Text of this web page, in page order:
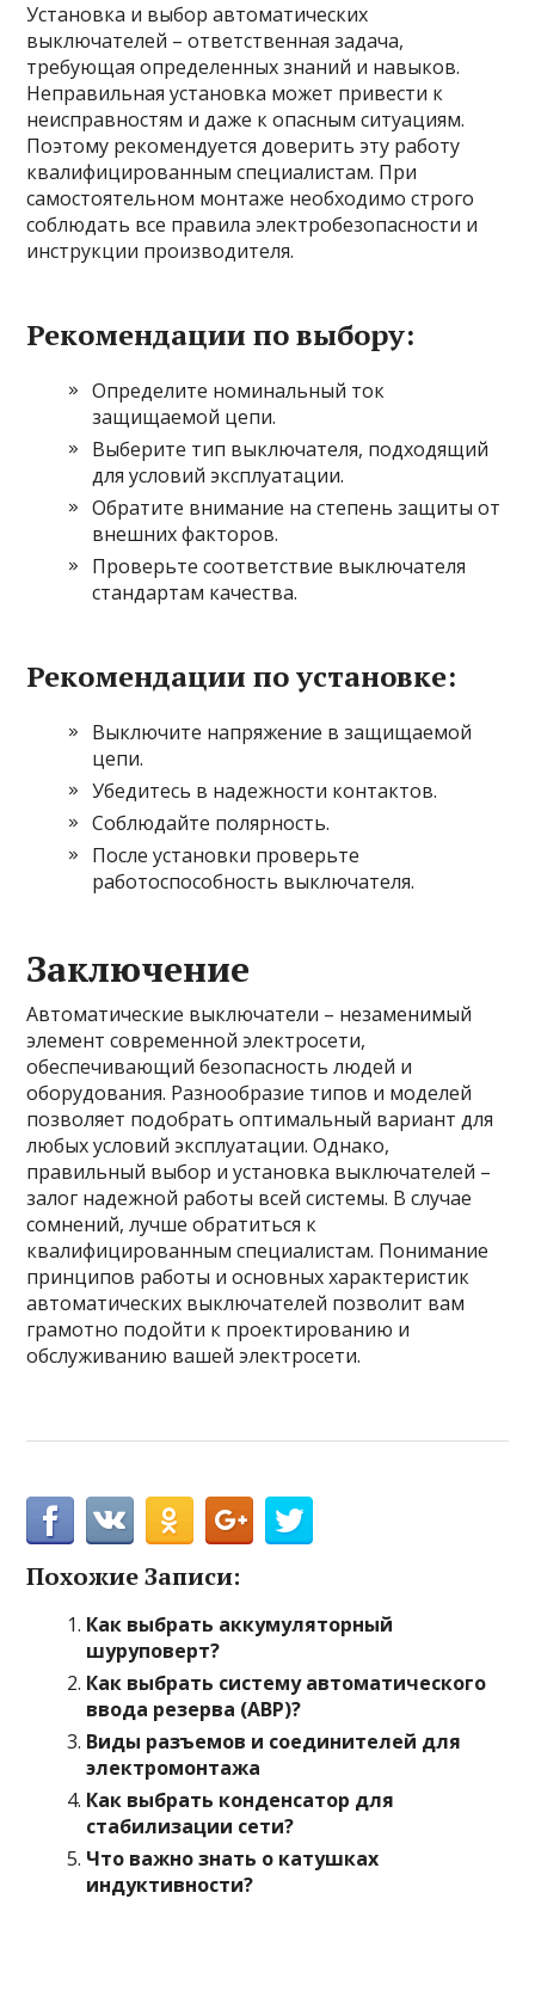
Установка и выбор автоматических
выключателей – ответственная задача,
требующая определенных знаний и навыков.
Неправильная установка может привести к
неисправностям и даже к опасным ситуациям.
Поэтому рекомендуется доверить эту работу
квалифицированным специалистам. При
самостоятельном монтаже необходимо строго
соблюдать все правила электробезопасности и
инструкции производителя.
Рекомендации по выбору:
Определите номинальный ток
защищаемой цепи.
Выберите тип выключателя, подходящий
для условий эксплуатации.
Обратите внимание на степень защиты от
внешних факторов.
Проверьте соответствие выключателя
стандартам качества.
Рекомендации по установке:
Выключите напряжение в защищаемой
цепи.
Убедитесь в надежности контактов.
Соблюдайте полярность.
После установки проверьте
работоспособность выключателя.
Заключение
Автоматические выключатели – незаменимый
элемент современной электросети,
обеспечивающий безопасность людей и
оборудования. Разнообразие типов и моделей
позволяет подобрать оптимальный вариант для
любых условий эксплуатации. Однако,
правильный выбор и установка выключателей –
залог надежной работы всей системы. В случае
сомнений, лучше обратиться к
квалифицированным специалистам. Понимание
принципов работы и основных характеристик
автоматических выключателей позволит вам
грамотно подойти к проектированию и
обслуживанию вашей электросети.
Похожие Записи:
Как выбрать аккумуляторный
шуруповерт?
Как выбрать систему автоматического
ввода резерва (АВР)?
Виды разъемов и соединителей для
электромонтажа
Как выбрать конденсатор для
стабилизации сети?
Что важно знать о катушках
индуктивности?